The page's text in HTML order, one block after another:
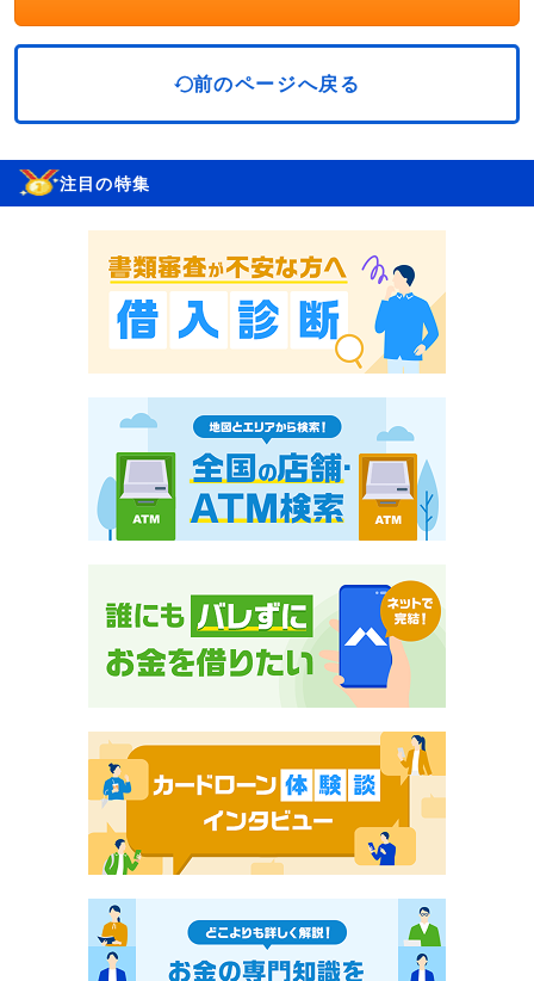
前のページへ戻る
注目の特集